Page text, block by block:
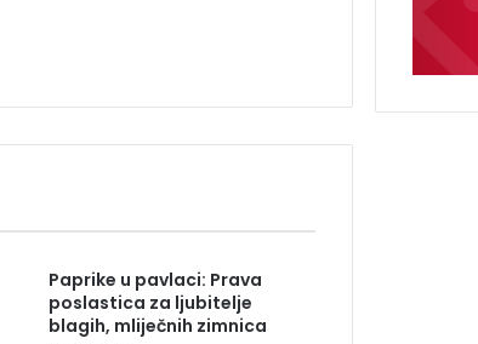
Paprike u pavlaci: Prava
poslastica za ljubitelje
blagih, mliječnih zimnica